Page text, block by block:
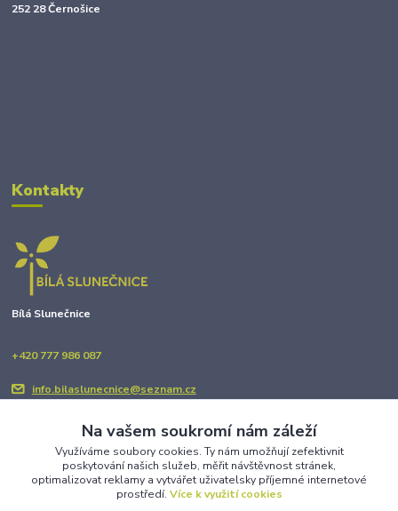
252 28 Černošice
Kontakty
Bílá Slunečnice
+420 777 986 087
info.bilaslunecnice@seznam.cz
Na vašem soukromí nám záleží
Využíváme soubory cookies. Ty nám umožňují zefektivnit
poskytování našich služeb, měřit návštěvnost stránek,
optimalizovat reklamy a vytvářet uživatelsky příjemné internetové
prostředí. Více k využití cookies